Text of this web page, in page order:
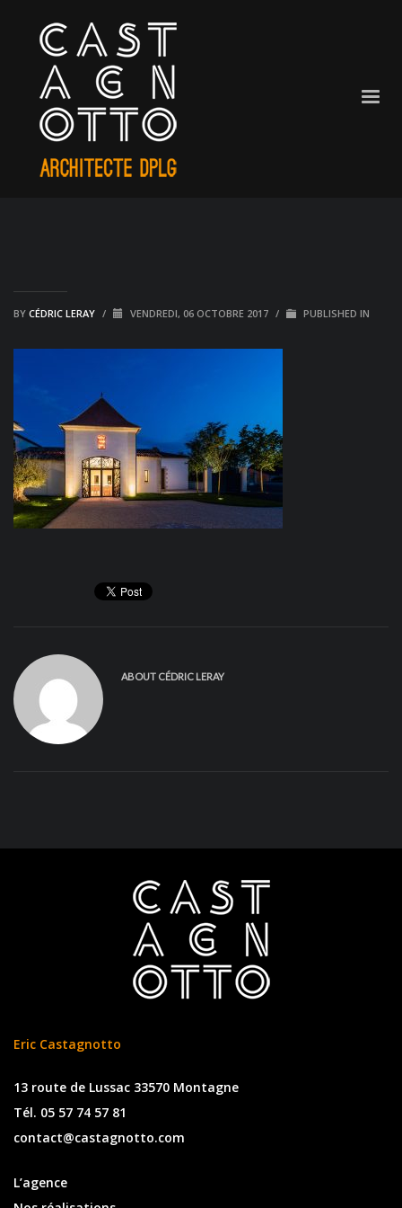
BY CÉDRIC LERAY / VENDREDI, 06 OCTOBRE 2017 / PUBLISHED IN
ABOUT CÉDRIC LERAY
Eric Castagnotto
13 route de Lussac 33570 Montagne
Tél. 05 57 74 57 81
contact@castagnotto.com
L’agence